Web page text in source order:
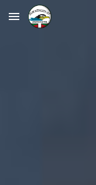
Skip to main content